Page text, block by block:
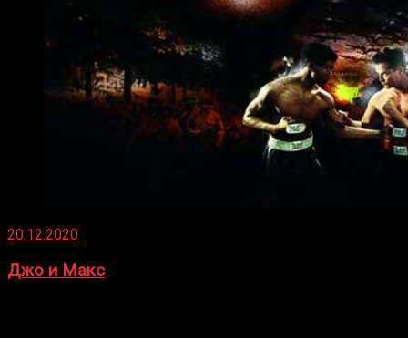
20.12.2020
Джо и Макс